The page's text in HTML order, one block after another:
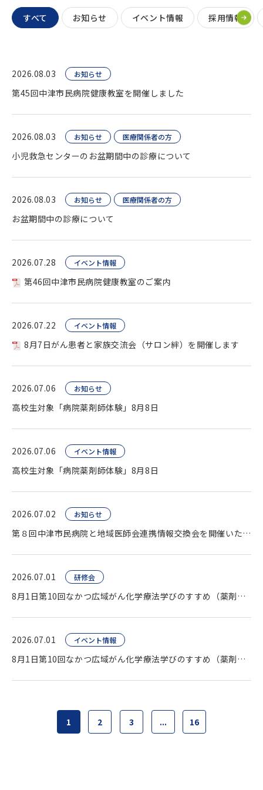
すべて お知らせ イベント情報 採用情報
2026.08.03 お知らせ
第45回中津市民病院健康教室を開催しました
2026.08.03 お知らせ 医療関係者の方
小児救急センターのお盆期間中の診療について
2026.08.03 お知らせ 医療関係者の方
お盆期間中の診療について
2026.07.28 イベント情報
第46回中津市民病院健康教室のご案内
2026.07.22 イベント情報
8月7日がん患者と家族交流会（サロン絆）を開催します
2026.07.06 お知らせ
高校生対象「病院薬剤師体験」8月8日
2026.07.06 イベント情報
高校生対象「病院薬剤師体験」8月8日
2026.07.02 お知らせ
第８回中津市民病院と地域医師会連携情報交換会を開催いたしました。
2026.07.01 研修会
8月1日第10回なかつ広域がん化学療法学びのすすめ（薬剤師向け研修会）開催します。
2026.07.01 イベント情報
8月1日第10回なかつ広域がん化学療法学びのすすめ（薬剤師向け研修会）開催します。
1 2 3 ... 16